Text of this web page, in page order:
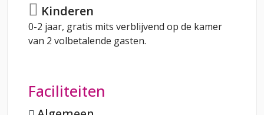
Kinderen
0-2 jaar, gratis mits verblijvend op de kamer
van 2 volbetalende gasten.
Faciliteiten